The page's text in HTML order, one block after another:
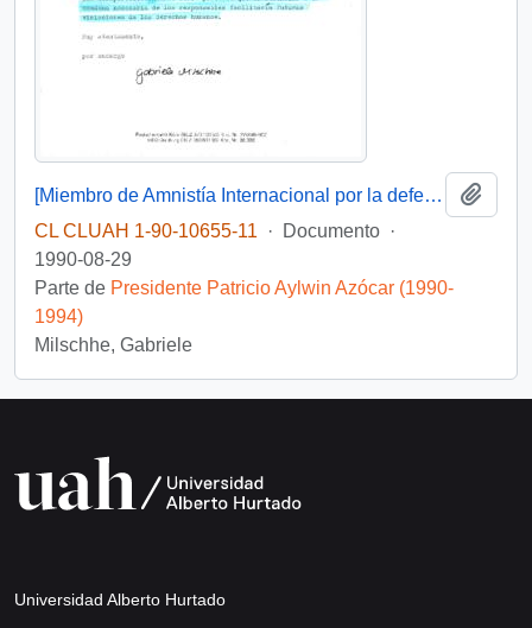
[Miembro de Amnistía Internacional por la defensa de los detenidos desaparecidos en Chile felicita por la creación de la Comisión de de Verdad y Reconciliación]
CL CLUAH 1-90-10655-11
· Documento ·
1990-08-29
Parte de Presidente Patricio Aylwin Azócar (1990-
1994)
Milschhe, Gabriele
Universidad Alberto Hurtado